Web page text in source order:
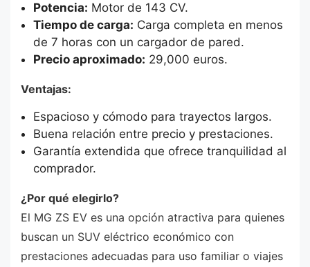
Potencia: Motor de 143 CV.
Tiempo de carga: Carga completa en menos
de 7 horas con un cargador de pared.
Precio aproximado: 29,000 euros.
Ventajas:
Espacioso y cómodo para trayectos largos.
Buena relación entre precio y prestaciones.
Garantía extendida que ofrece tranquilidad al
comprador.
¿Por qué elegirlo?
El MG ZS EV es una opción atractiva para quienes
buscan un SUV eléctrico económico con
prestaciones adecuadas para uso familiar o viajes